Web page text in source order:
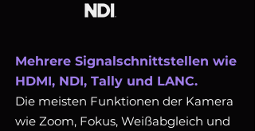
Mehrere Signalschnittstellen wie
HDMI, NDI, Tally und LANC.
Die meisten Funktionen der Kamera
wie Zoom, Fokus, Weißabgleich und